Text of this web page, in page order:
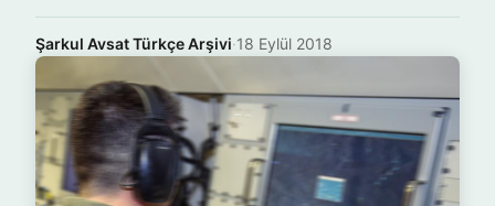
Şarkul Avsat Türkçe Arşivi·18 Eylül 2018